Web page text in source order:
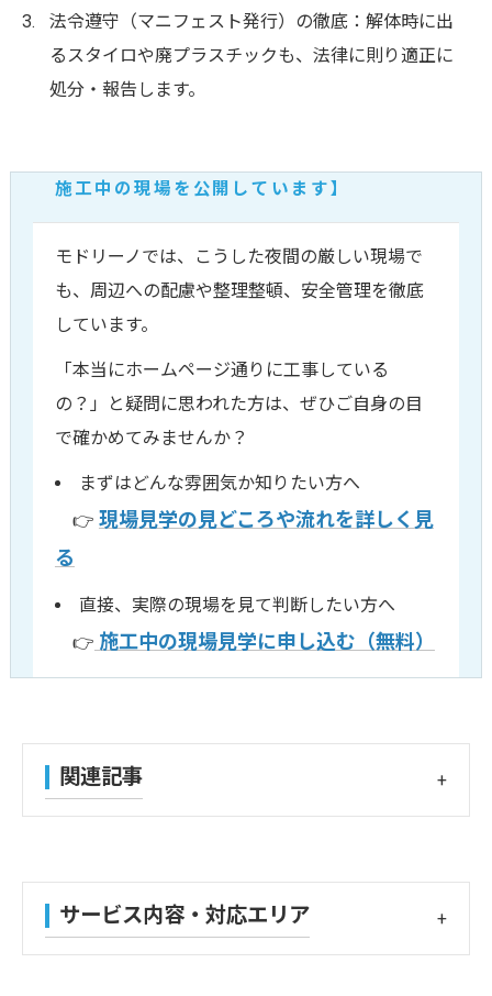
法令遵守（マニフェスト発行）の徹底：解体時に出
るスタイロや廃プラスチックも、法律に則り適正に
処分・報告します。
施工中の現場を公開しています】
モドリーノでは、こうした夜間の厳しい現場で
も、周辺への配慮や整理整頓、安全管理を徹底
しています。
「本当にホームページ通りに工事している
の？」と疑問に思われた方は、ぜひご自身の目
で確かめてみませんか？
まずはどんな雰囲気か知りたい方へ
👉 現場見学の見どころや流れを詳しく見
る
直接、実際の現場を見て判断したい方へ
👉 施工中の現場見学に申し込む（無料）
関連記事
サービス内容・対応エリア